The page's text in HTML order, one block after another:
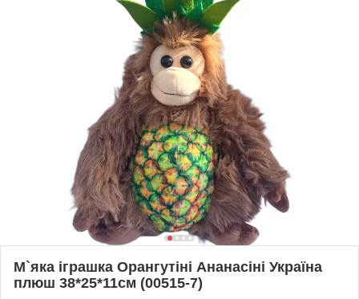
М`яка іграшка Орангутіні Ананасіні Україна
плюш 38*25*11см (00515-7)